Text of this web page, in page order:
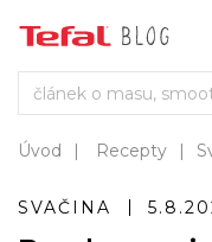
Úvod Recepty
SVAČINA